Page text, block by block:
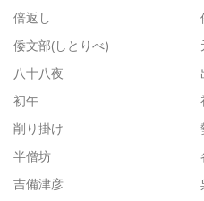
倍返し
倭文部(しとりべ)
八十八夜
初午
削り掛け
半僧坊
吉備津彦